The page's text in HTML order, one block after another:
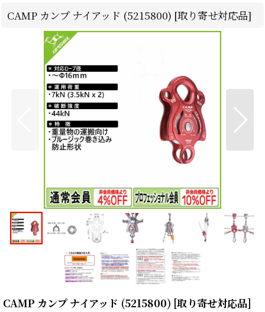
CAMP カンプ ナイアッド (5215800) [取り寄せ対応品]
CAMP カンプ ナイアッド (5215800) [取り寄せ対応品]